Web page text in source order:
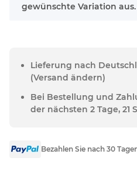
gewünschte Variation aus.
Lieferung nach
(Versand ändern)
Bei Bestellung und
der nächsten 2 Tage, 21
Bezahlen Sie nach 30